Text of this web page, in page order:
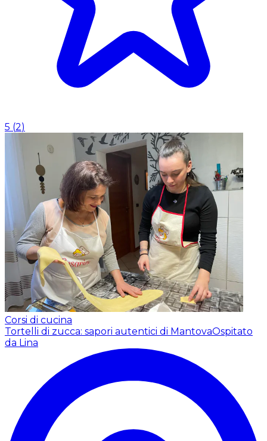
5 (2)
Corsi di cucina
Tortelli di zucca: sapori autentici di MantovaOspitato
da Lina